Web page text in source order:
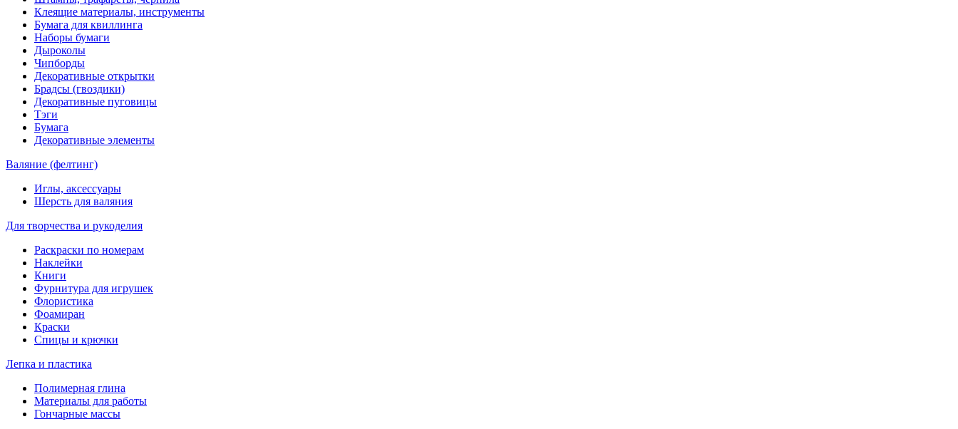
Клеящие материалы, инструменты
Бумага для квиллинга
Наборы бумаги
Дыроколы
Чипборды
Декоративные открытки
Брадсы (гвоздики)
Декоративные пуговицы
Тэги
Бумага
Декоративные элементы
Валяние (фелтинг)
Иглы, аксессуары
Шерсть для валяния
Для творчества и рукоделия
Раскраски по номерам
Наклейки
Книги
Фурнитура для игрушек
Флористика
Фоамиран
Краски
Спицы и крючки
Лепка и пластика
Полимерная глина
Материалы для работы
Гончарные массы